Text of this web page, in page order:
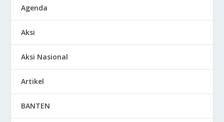
Agenda
Aksi
Aksi Nasional
Artikel
BANTEN